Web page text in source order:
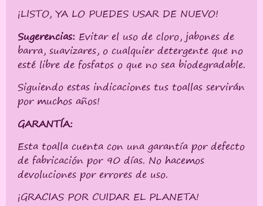
¡LISTO, YA LO PUEDES USAR DE NUEVO!
Sugerencias: Evitar el uso de cloro, jabones de
barra, suavizares, o cualquier detergente que no
esté libre de fosfatos o que no sea biodegradable.
Siguiendo estas indicaciones tus toallas servirán
por muchos años!
GARANTÍA:
Esta toalla cuenta con una garantía por defecto
de fabricación por 90 días. No hacemos
devoluciones por errores de uso.
¡GRACIAS POR CUIDAR EL PLANETA!